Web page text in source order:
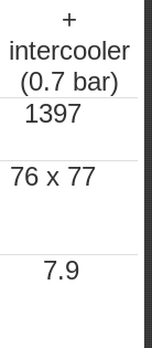
+
intercooler
(0.7 bar)
1397
76 x 77
7.9